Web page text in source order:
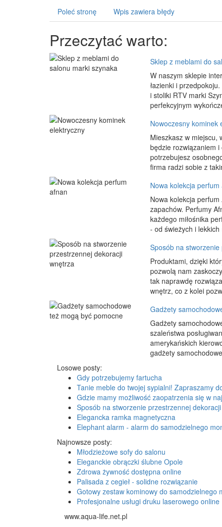
Poleć stronę Wpis zawiera błędy
Przeczytać warto:
Sklep z meblami do
W naszym sklepie
łazienki i
i stoliki RTV marki
perfekcyjnym
Nowoczesny kominek
Mieszkasz w miejscu,
będzie rozwiązaniem
potrzebujesz
firma radzi sobie z
Nowa kolekcja perfum
Nowa kolekcja
zapachów. Perfumy
każdego miłośnika
- od świeżych i
Sposób na
Produktami, dzięki
pozwolą nam
tak naprawdę
wnętrz, co z kolei
Gadżety
Gadżety
szaleństwa
amerykańskich
gadżety
Losowe posty:
Gdy potrzebujemy fartucha
Tanie meble do twojej sypialni! Zapraszamy
Gdzie mamy możliwość zaopatrzenia się w
Sposób na stworzenie przestrzennej
Elegancka ramka magnetyczna
Elephant alarm - alarm do samodzielnego
Najnowsze posty:
Młodzieżowe sofy do salonu
Eleganckie obrączki ślubne Opole
Zdrowa żywność dostępna online
Palisada z cegieł - solidne rozwiązanie
Gotowy zestaw kominowy do samodzielnego
Profesjonalne usługi druku laserowego online
www.aqua-life.net.pl